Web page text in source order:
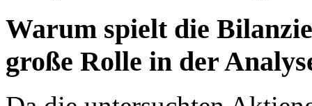
Warum spielt die
große Rolle in der